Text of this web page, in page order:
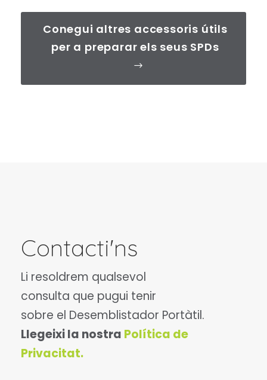
Conegui altres accessoris útils
per a preparar els seus SPDs
Contacti'ns
Li resoldrem qualsevol
consulta que pugui tenir
sobre el Desemblistador Portàtil.
Llegeixi la nostra Política de
Privacitat.